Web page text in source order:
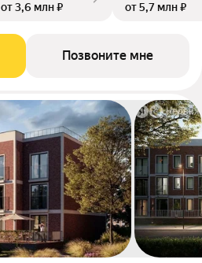
от 3,6 млн ₽
от 5,7 млн ₽
Позвоните мне